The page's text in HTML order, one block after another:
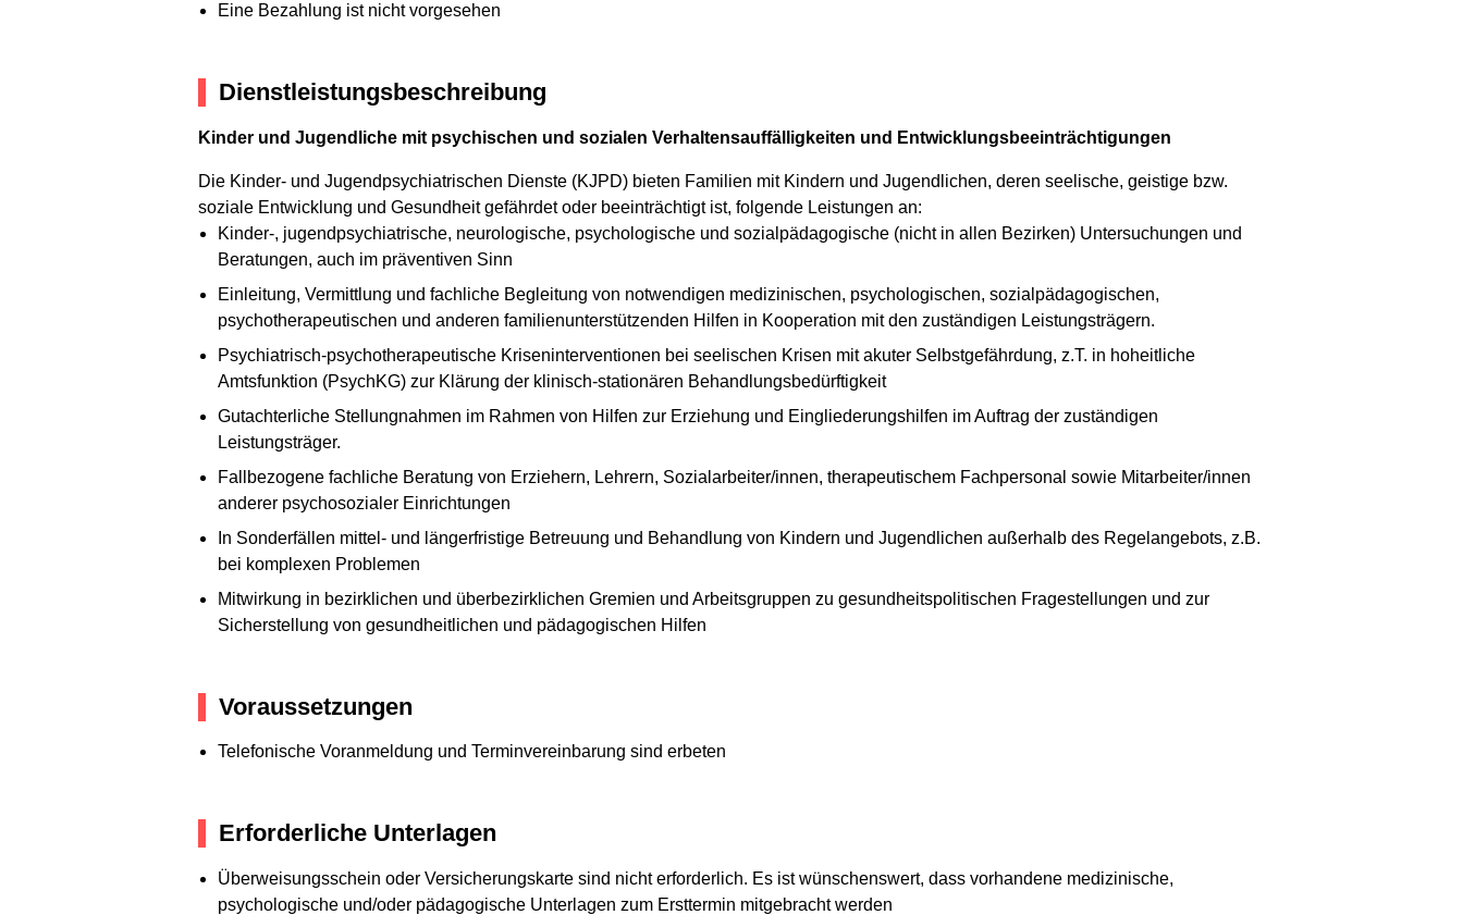
Eine Bezahlung ist nicht vorgesehen
Dienstleistungsbeschreibung
Kinder und Jugendliche mit psychischen und sozialen Verhaltensauffälligkeiten und Entwicklungsbeeinträchtigungen
Die Kinder- und Jugendpsychiatrischen Dienste (KJPD) bieten Familien mit Kindern und Jugendlichen, deren seelische, geistige bzw.
soziale Entwicklung und Gesundheit gefährdet oder beeinträchtigt ist, folgende Leistungen an:
Kinder-, jugendpsychiatrische, neurologische, psychologische und sozialpädagogische (nicht in allen Bezirken) Untersuchungen und
Beratungen, auch im präventiven Sinn
Einleitung, Vermittlung und fachliche Begleitung von notwendigen medizinischen, psychologischen, sozialpädagogischen,
psychotherapeutischen und anderen familienunterstützenden Hilfen in Kooperation mit den zuständigen Leistungsträgern.
Psychiatrisch-psychotherapeutische Kriseninterventionen bei seelischen Krisen mit akuter Selbstgefährdung, z.T. in hoheitliche
Amtsfunktion (PsychKG) zur Klärung der klinisch-stationären Behandlungsbedürftigkeit
Gutachterliche Stellungnahmen im Rahmen von Hilfen zur Erziehung und Eingliederungshilfen im Auftrag der zuständigen
Leistungsträger.
Fallbezogene fachliche Beratung von Erziehern, Lehrern, Sozialarbeiter/innen, therapeutischem Fachpersonal sowie Mitarbeiter/innen
anderer psychosozialer Einrichtungen
In Sonderfällen mittel- und längerfristige Betreuung und Behandlung von Kindern und Jugendlichen außerhalb des Regelangebots, z.B.
bei komplexen Problemen
Mitwirkung in bezirklichen und überbezirklichen Gremien und Arbeitsgruppen zu gesundheitspolitischen Fragestellungen und zur
Sicherstellung von gesundheitlichen und pädagogischen Hilfen
Voraussetzungen
Telefonische Voranmeldung und Terminvereinbarung sind erbeten
Erforderliche Unterlagen
Überweisungsschein oder Versicherungskarte sind nicht erforderlich. Es ist wünschenswert, dass vorhandene medizinische,
psychologische und/oder pädagogische Unterlagen zum Ersttermin mitgebracht werden